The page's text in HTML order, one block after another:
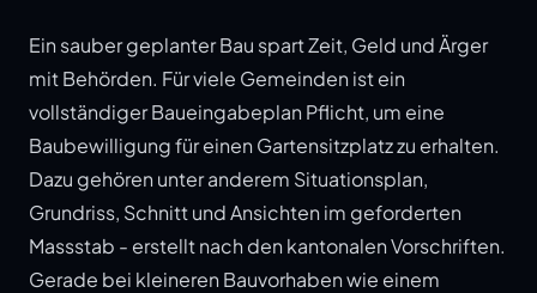
Ein sauber geplanter Bau spart Zeit, Geld und Ärger
mit Behörden. Für viele Gemeinden ist ein
vollständiger Baueingabeplan Pflicht, um eine
Baubewilligung für einen Gartensitzplatz zu erhalten.
Dazu gehören unter anderem Situationsplan,
Grundriss, Schnitt und Ansichten im geforderten
Massstab - erstellt nach den kantonalen Vorschriften.
Gerade bei kleineren Bauvorhaben wie einem